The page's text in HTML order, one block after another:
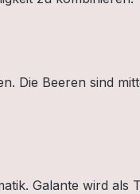
Die Beeren sind
Galante wird